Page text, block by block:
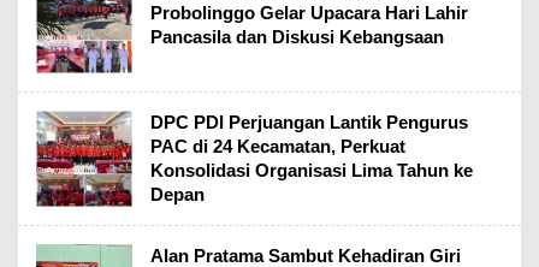
Probolinggo Gelar Upacara Hari Lahir
Pancasila dan Diskusi Kebangsaan
DPC PDI Perjuangan Lantik Pengurus
PAC di 24 Kecamatan, Perkuat
Konsolidasi Organisasi Lima Tahun ke
Depan
Alan Pratama Sambut Kehadiran Giri